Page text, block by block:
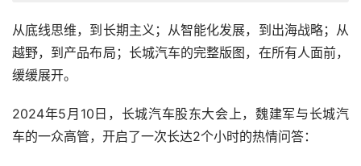
从底线思维，到长期主义；从智能化发展，到出海战略；从
越野，到产品布局；长城汽车的完整版图，在所有人面前，
缓缓展开。
2024年5月10日，长城汽车股东大会上，魏建军与长城汽
车的一众高管，开启了一次长达2个小时的热情问答：